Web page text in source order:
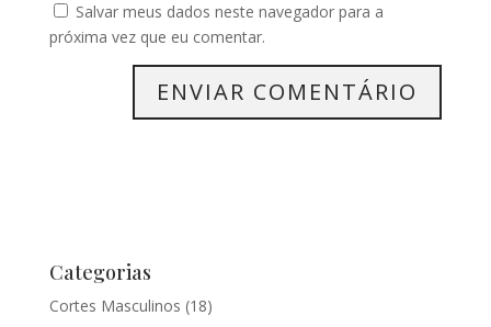
Salvar meus dados neste navegador para a
próxima vez que eu comentar.
Categorias
Cortes Masculinos (18)